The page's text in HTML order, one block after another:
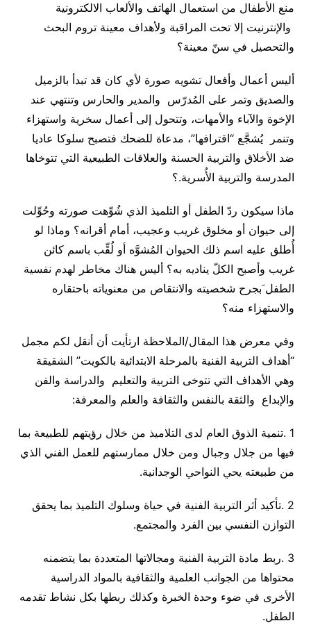
منع الأطفال من استعمال الهاتف والألعاب الالكترونية
والإنترنيت إلا تحت المراقبة ولأهداف معينة تروم البحث
والتحصيل في سنّ معينة؟
أليس أعمال وأفعال تشويه صورة لأي كان قد تبدأ بالزميل
والصديق وتمر على المُدرّس والمدير والحارس وتنتهي عند
الإخوة والآباء والأمهات، وتتحول إلى أعمال سخرية واستهزاء
وتنمر يُشجَّع “اقترافها”، مدعاة للضحك فتصبح سلوكا عاديا
ضد الأخلاق والتربية الحسنة والعلاقات الطبيعية التي تتوخاها
المدرسة والتربية الأُسرية.؟
ماذا سيكون ردّ الطفل أو التلميذ الذي شُوِّهت صورته وحُوِّلت
إلى حيوان أو مخلوق غريب وعجيب، أمام أقرانه؟ وماذا لو
أُطلق عليه اسم ذلك الحيوان المُشوَّه أو لُقِّب باسم كائن
غريب وأصبح الكلّ يناديه به؟ أليس هناك مخاطر لهدم نفسية
الطفل َبجرح شخصيته والانتقاص من معنوياته باحتقاره
والاستهزاء منه؟
وفي معرض هذا المقال/الملاحظة ارتأيت أن أنقل لكم مجمل
“أهداف التربية الفنية بالمرحلة الابتدائية بالكويت” الشقيقة
وهي الأهداف التي تتوخى التربية والتعليم والدراسة والفن
والإبداع والثقة بالنفس والثقافة والعلم والمعرفة:
1
.تنمية الذوق العام لدى التلاميذ من خلال رؤيتهم للطبيعة بما
فيها من جلال وجبال ومن خلال ممارستهم للعمل الفني الذي
من طبيعته يحي النواحي الوجدانية.
2
.تأكيد أثر التربية الفنية في حياة وسلوك التلميذ بما يحقق
التوازن النفسي بين الفرد والمجتمع.
3
.ربط مادة التربية الفنية ومجالاتها المتعددة بما يتضمنه
محتواها من الجوانب العلمية والثقافية بالمواد الدراسية
الأخرى في ضوء وحدة الخبرة وكذلك ربطها بكل نشاط تقدمه
الطفل.